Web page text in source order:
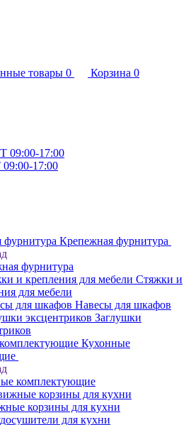
товары 0 Корзина 0
09:00-17:00
17:00
Крепежная фурнитура
фурнитура
Стяжки и
для мебели
Навесы для шкафов
Заглушки
Кухонные
комплектующие
корзины для кухни